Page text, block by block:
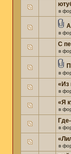
в
в
С
в
в
«Из
в
«Я
в
в
в